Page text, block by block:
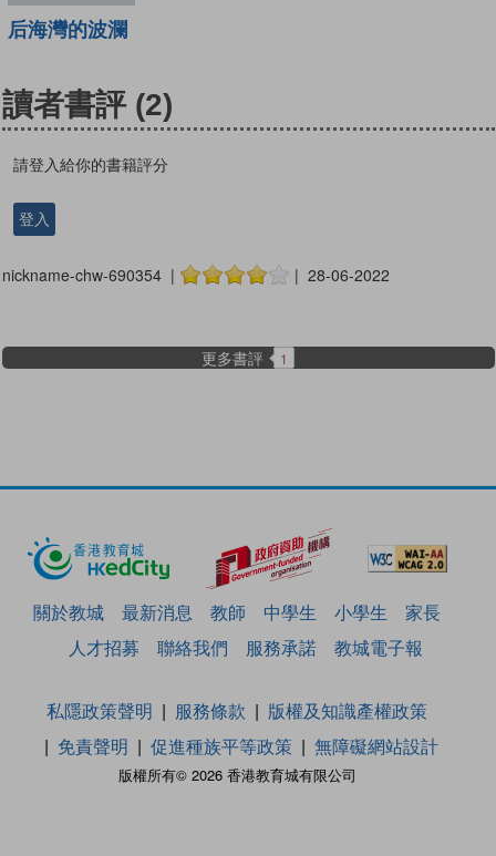
后海灣的波瀾
讀者書評 (2)
請登入給你的書籍評分
登入
nickname-chw-690354 | | 28-06-2022
更多書評 1
關於教城 最新消息 教師 中學生 小學生
家長
人才招募
聯絡我們 服務承諾 教城電子報
版權所有© 2026 香港教育城有限公司
私隱政策聲明 服務條款
版權及知識產權政策
免責聲明
促進種族平等政策 無障礙網站設計